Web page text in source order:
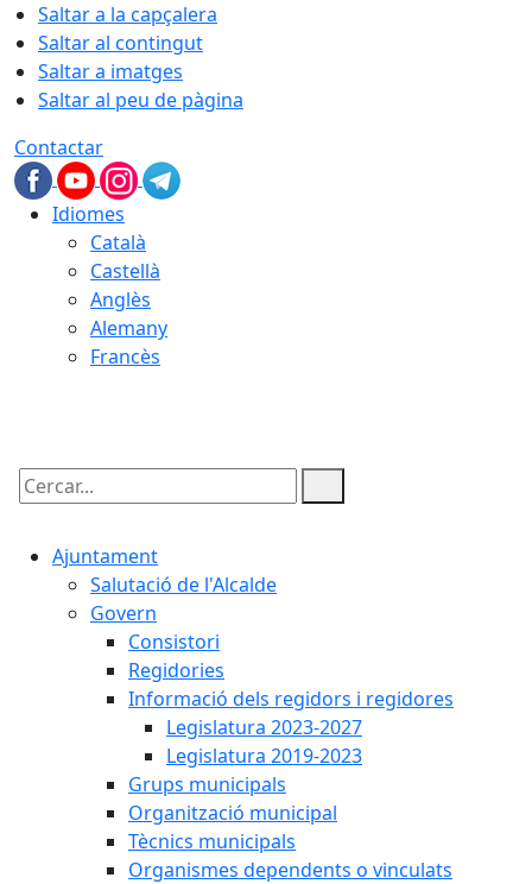
Saltar a la capçalera
Saltar al contingut
Saltar a imatges
Saltar al peu de pàgina
Contactar
Idiomes
Català
Castellà
Anglès
Alemany
Francès
Cercar:
Ajuntament
Salutació de l'Alcalde
Govern
Consistori
Regidories
Informació dels regidors i regidores
Legislatura 2023-2027
Legislatura 2019-2023
Grups municipals
Organització municipal
Tècnics municipals
Organismes dependents o vinculats